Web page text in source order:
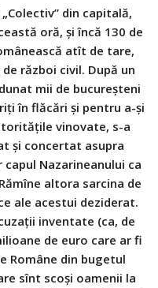
din capitală,
oră, şi încă 130 de
atît de tare,
război civil. După un
mii de bucureşteni
în flăcări şi pentru a-şi
vinovate, s-a
şi concertat asupra
Nazarineanului ca
altora sarcina de
ale acestui deziderat.
inventate (ca, de
de euro care ar fi
Române din bugetul
sînt scoşi oamenii la